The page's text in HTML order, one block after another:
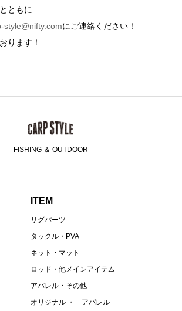
ともに
style@nifty.comにご連絡ください！
ります！
FISHING ＆ OUTDOOR
ITEM
リグパーツ
タックル・PVA
ネット・マット
ロッド・他メインアイテム
アパレル・その他
オリジナル ・ アパレル